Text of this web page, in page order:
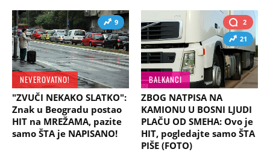
9
NEVEROVATNO!
"ZVUČI NEKAKO SLATKO":
Znak u Beogradu postao
HIT na MREŽAMA, pazite
samo ŠTA je NAPISANO!
2
21
BALKANCI
ZBOG NATPISA NA
KAMIONU U BOSNI LJUDI
PLAČU OD SMEHA: Ovo je
HIT, pogledajte samo ŠTA
PIŠE (FOTO)